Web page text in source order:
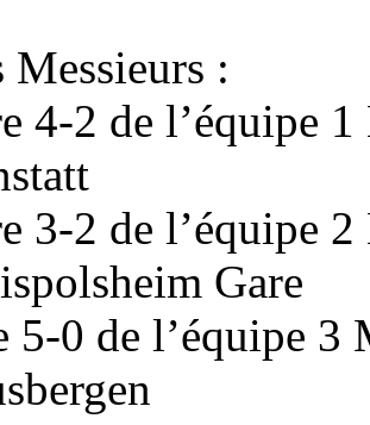
Messieurs :
4-2 de l’équipe 1
3-2 de l’équipe 2
Gare
5-0 de l’équipe 3